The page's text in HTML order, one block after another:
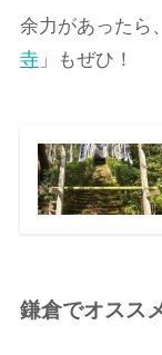
余力があったら
寺」もぜひ！
鎌倉でオスス